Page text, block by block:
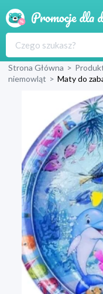
Strona Główna >
niemowląt > Maty do